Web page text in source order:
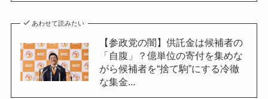
あわせて読みたい
【参政党の闇】供託金は候補者の
「自腹」？億単位の寄付を集めな
がら候補者を“捨て駒”にする冷徹
な集金...